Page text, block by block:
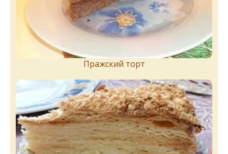
Пражский торт